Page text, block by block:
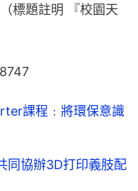
標題註明 『校園天
課程﹕將環保意識
同協辦3D打印義肢配